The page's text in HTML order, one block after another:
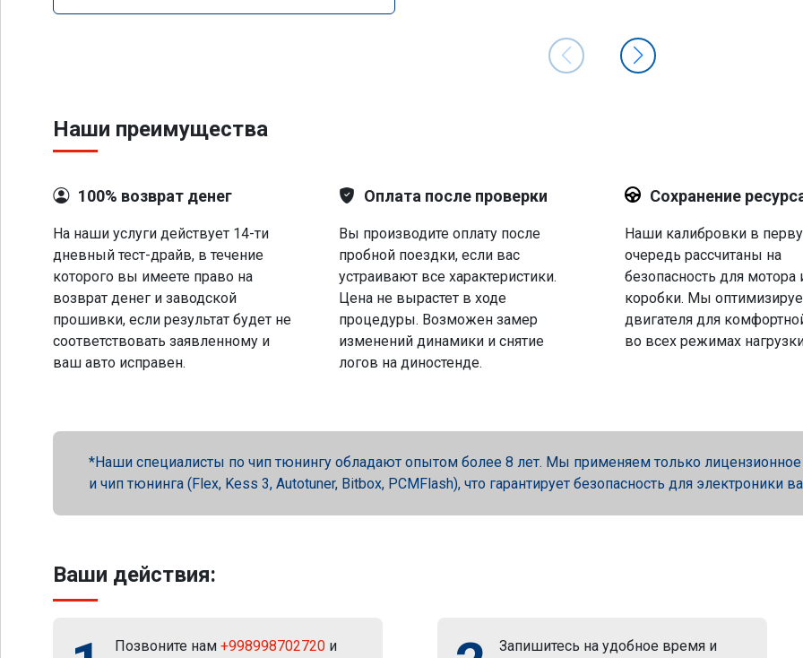
Наши преимущества
100% возврат денег
На наши услуги действует 14-ти
дневный тест-драйв, в течение
которого вы имеете право на
возврат денег и заводской
прошивки, если результат будет не
соответствовать заявленному и
ваш авто исправен.
Оплата после проверки
Вы производите оплату после
пробной поездки, если вас
устраивают все характеристики.
Цена не вырастет в ходе
процедуры. Возможен замер
изменений динамики и снятие
логов на диностенде.
Сохранение
Наши калибровки в
очередь рассчитаны на
безопасность для мотора
коробки. Мы
двигателя для
во всех режимах
Наши специалисты по чип тюнингу обладают опытом более 8 лет. Мы применяем только лицензионное
и чип тюнинга (Flex, Kess 3, Autotuner, Bitbox, PCMFlash), что гарантирует безопасность для электроники
Ваши действия:
Позвоните нам +998998702720 и Запишитесь на удобное время и